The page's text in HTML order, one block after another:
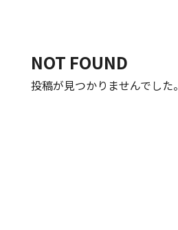
NOT FOUND
投稿が見つかりませんでした。